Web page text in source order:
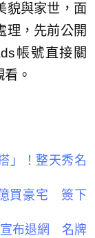
貌與家世，面
理，先前公開
帳號直接關
。
」！整天秀名
買豪宅 簽下
宣布退網 名牌